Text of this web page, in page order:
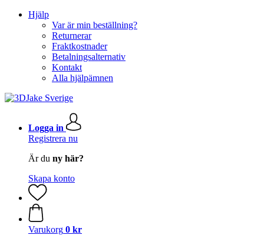
Hjälp
Var är min beställning?
Returnerar
Fraktkostnader
Betalningsalternativ
Kontakt
Alla hjälpämnen
Logga in
Registrera nu
Är du ny här?
Skapa konto
Varukorg 0 kr